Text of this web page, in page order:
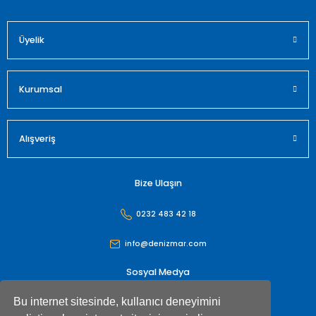
Bu internet sitesinde, kullanıcı deneyimini
Üyelik
Kurumsal
Alışveriş
Bize Ulaşın
0232 483 42 18
info@denizmar.com
Sosyal Medya